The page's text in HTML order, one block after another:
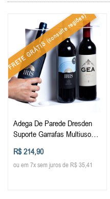
FRETE GRÁTIS
(consulte regiões)
Adega De Parede Dresden
Suporte Garrafas Multiuso
R$ 214,90
ou em 7x sem juros de R$ 35,41